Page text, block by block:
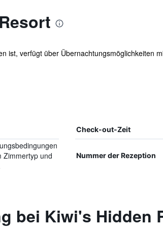
ist, verfügt über Übernachtungsmöglichkeiten
Check-out-Zeit
Zimmertyp und
Nummer der Rezeption
bei Kiwi's Hidden